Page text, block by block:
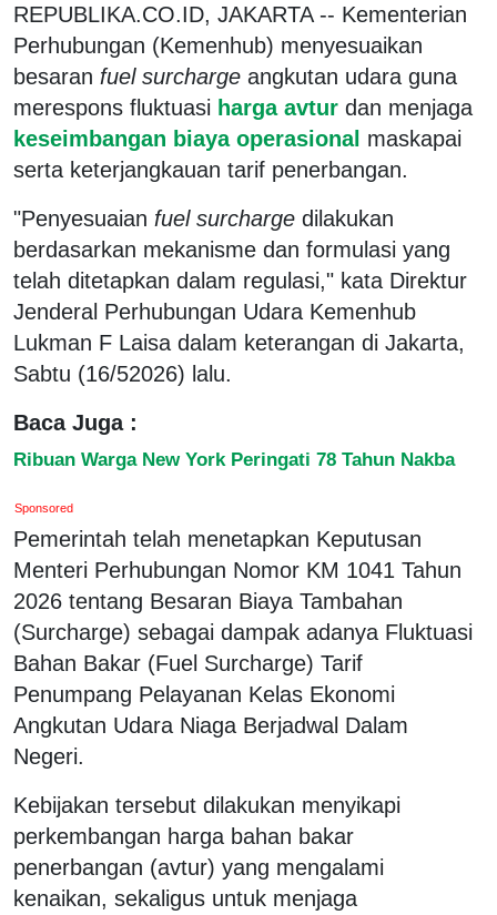
REPUBLIKA.CO.ID, JAKARTA -- Kementerian
Perhubungan (Kemenhub) menyesuaikan
besaran fuel surcharge angkutan udara guna
merespons fluktuasi harga avtur dan menjaga
keseimbangan biaya operasional maskapai
serta keterjangkauan tarif penerbangan.
"Penyesuaian fuel surcharge dilakukan
berdasarkan mekanisme dan formulasi yang
telah ditetapkan dalam regulasi," kata Direktur
Jenderal Perhubungan Udara Kemenhub
Lukman F Laisa dalam keterangan di Jakarta,
Sabtu (16/52026) lalu.
Baca Juga :
Ribuan Warga New York Peringati 78 Tahun Nakba
Sponsored
Pemerintah telah menetapkan Keputusan
Menteri Perhubungan Nomor KM 1041 Tahun
2026 tentang Besaran Biaya Tambahan
(Surcharge) sebagai dampak adanya Fluktuasi
Bahan Bakar (Fuel Surcharge) Tarif
Penumpang Pelayanan Kelas Ekonomi
Angkutan Udara Niaga Berjadwal Dalam
Negeri.
Kebijakan tersebut dilakukan menyikapi
perkembangan harga bahan bakar
penerbangan (avtur) yang mengalami
kenaikan, sekaligus untuk menjaga